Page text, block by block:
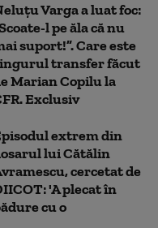
Varga a luat foc:
l pe ăla că nu
suport!”. Care este
transfer făcut
Marian Copilu la
Exclusiv
extrem din
lui Cătălin
cercetat de
'A plecat în
cu o